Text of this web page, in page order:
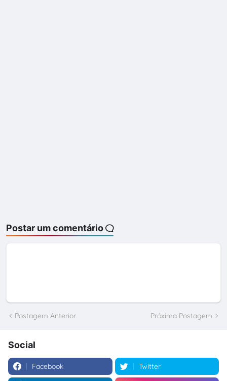
Postar um comentário
Postagem Anterior Próxima Postagem
Social
Facebook Twitter